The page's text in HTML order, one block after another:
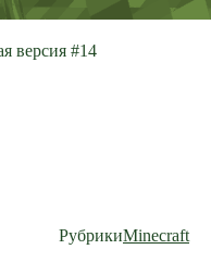
РубрикиMinecraft